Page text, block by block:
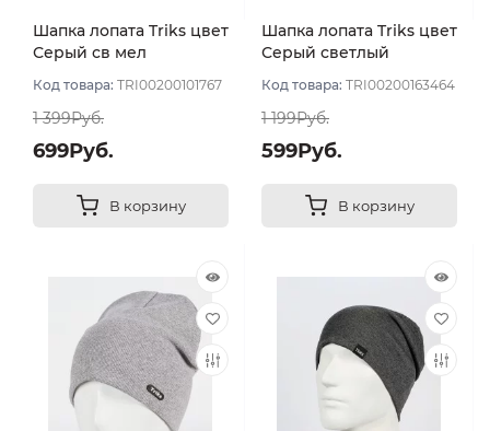
Шапка лопата Triks цвет
Серый св мел
Код товара: TRI00200101767
1 399Руб.
699Руб.
В корзину
Шапка лопата Triks цвет
Серый светлый
Код товара: TRI00200163464
1 199Руб.
599Руб.
В корзину